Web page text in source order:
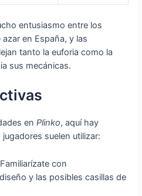
entusiasmo entre los
en España, y las
tanto la euforia como la
sus mecánicas.
enPlinko, aquí hay
suelen utilizar:
Familiarízate con
y las posibles casillas de